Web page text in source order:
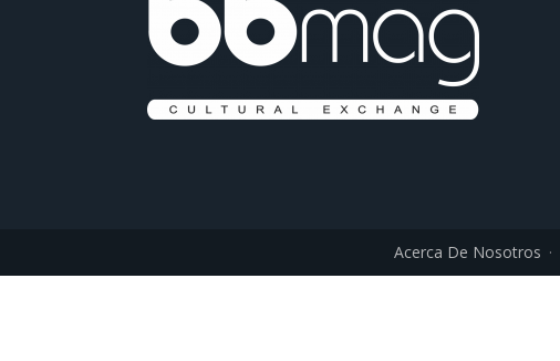
Acerca De Nosotros